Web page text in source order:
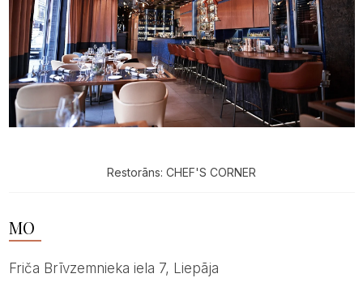
Restorāns: CHEF'S CORNER
MO
Friča Brīvzemnieka iela 7, Liepāja